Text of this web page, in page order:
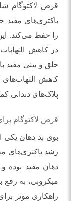
قرص لاکتوگام
باکتری‌های مفید
را حفظ می‌کند.
در کاهش
حلق و بینی مفید
کاهش التهاب‌های
پلاک‌های دندانی
قرص لاکتوگام
بوی بد دهان یکی
رشد باکتری‌های
دهان مفید بوده و
میکروبی، به رفع
راهکاری موثر